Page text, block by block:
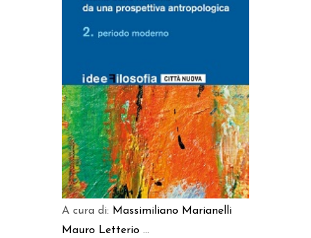
A cura di: Massimiliano Marianelli
Mauro Letterio ...